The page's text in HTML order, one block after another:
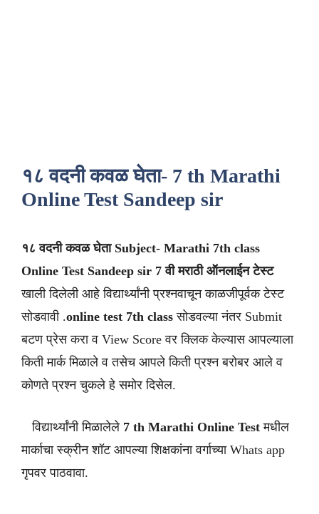
१८ वदनी कवळ घेता- 7 th Marathi
Online Test Sandeep sir
१८ वदनी कवळ घेता Subject- Marathi 7th class
Online Test Sandeep sir 7 वीमराठी ऑनलाईन टेस्ट
खाली दिलेली आहे विद्यार्थ्यांनी प्रश्नवाचून काळजीपूर्वक टेस्ट
सोडवावी .online test 7th class सोडवल्या नंतर Submit
बटण प्रेस करा व View Score वर क्लिक केल्यास आपल्याला
किती मार्क मिळाले व तसेच आपले किती प्रश्न बरोबर आले व
कोणते प्रश्न चुकले हे समोर दिसेल.
विद्यार्थ्यांनी मिळालेले 7 th Marathi Online Test मधील
मार्काचा स्क्रीन शॉट आपल्या शिक्षकांना वर्गाच्या Whats app
गृपवर पाठवावा.